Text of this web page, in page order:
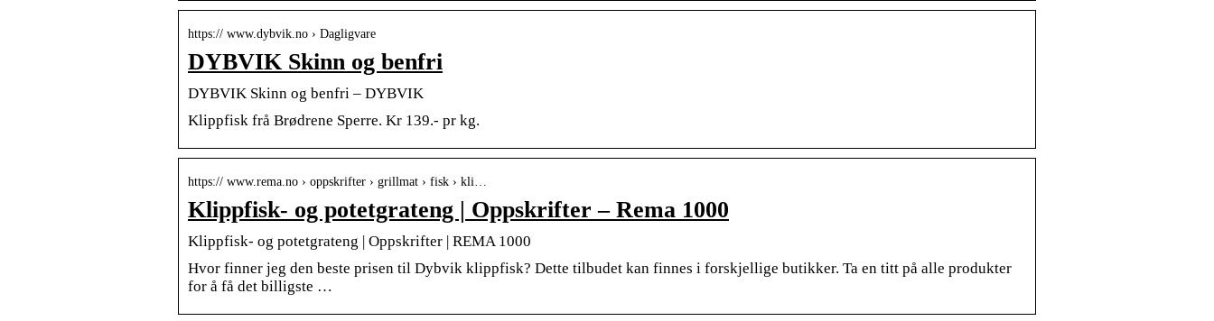
https:// www.dybvik.no › Dagligvare
DYBVIK Skinn og benfri
DYBVIK Skinn og benfri – DYBVIK
Klippfisk frå Brødrene Sperre. Kr 139.- pr kg.
https:// www.rema.no › oppskrifter › grillmat › fisk › kli…
Klippfisk- og potetgrateng | Oppskrifter – Rema 1000
Klippfisk- og potetgrateng | Oppskrifter | REMA 1000
Hvor finner jeg den beste prisen til Dybvik klippfisk? Dette tilbudet kan finnes i forskjellige butikker. Ta en titt på alle produkter
for å få det billigste …